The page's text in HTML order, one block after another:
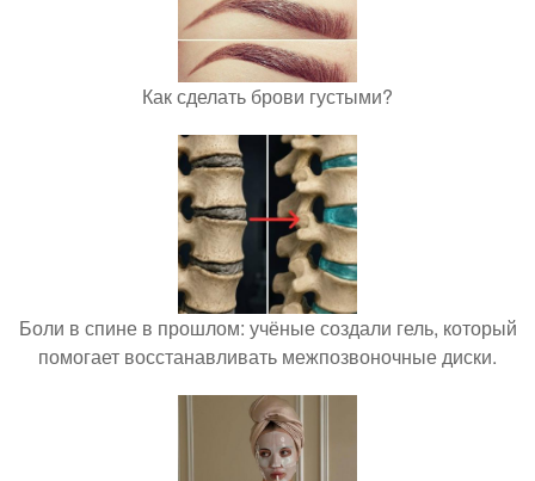
Как сделать брови густыми?
Боли в спине в прошлом: учёные создали гель, который
помогает восстанавливать межпозвоночные диски.